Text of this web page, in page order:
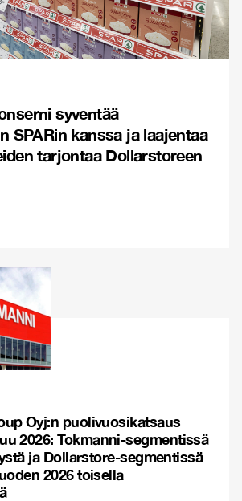
syventää
SPARin kanssa ja laajentaa
tarjontaa Dollarstoreen
Oyj:n puolivuosikatsaus
2026: Tokmanni-segmentissä
ja Dollarstore-segmentissä
2026 toisella